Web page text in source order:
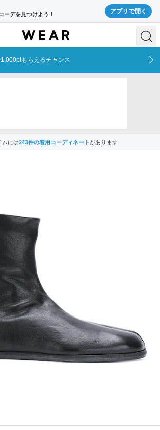
ーデを見つけよう！ アプリで開く
もらえるチャンス
ムには243件の着用コーディネートがあります